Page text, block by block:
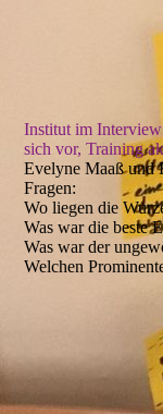
Institut im
sich vor, Training
Evelyne Maaß und
Fragen:
Wo liegen die
Was war die beste
Was war der
Welchen